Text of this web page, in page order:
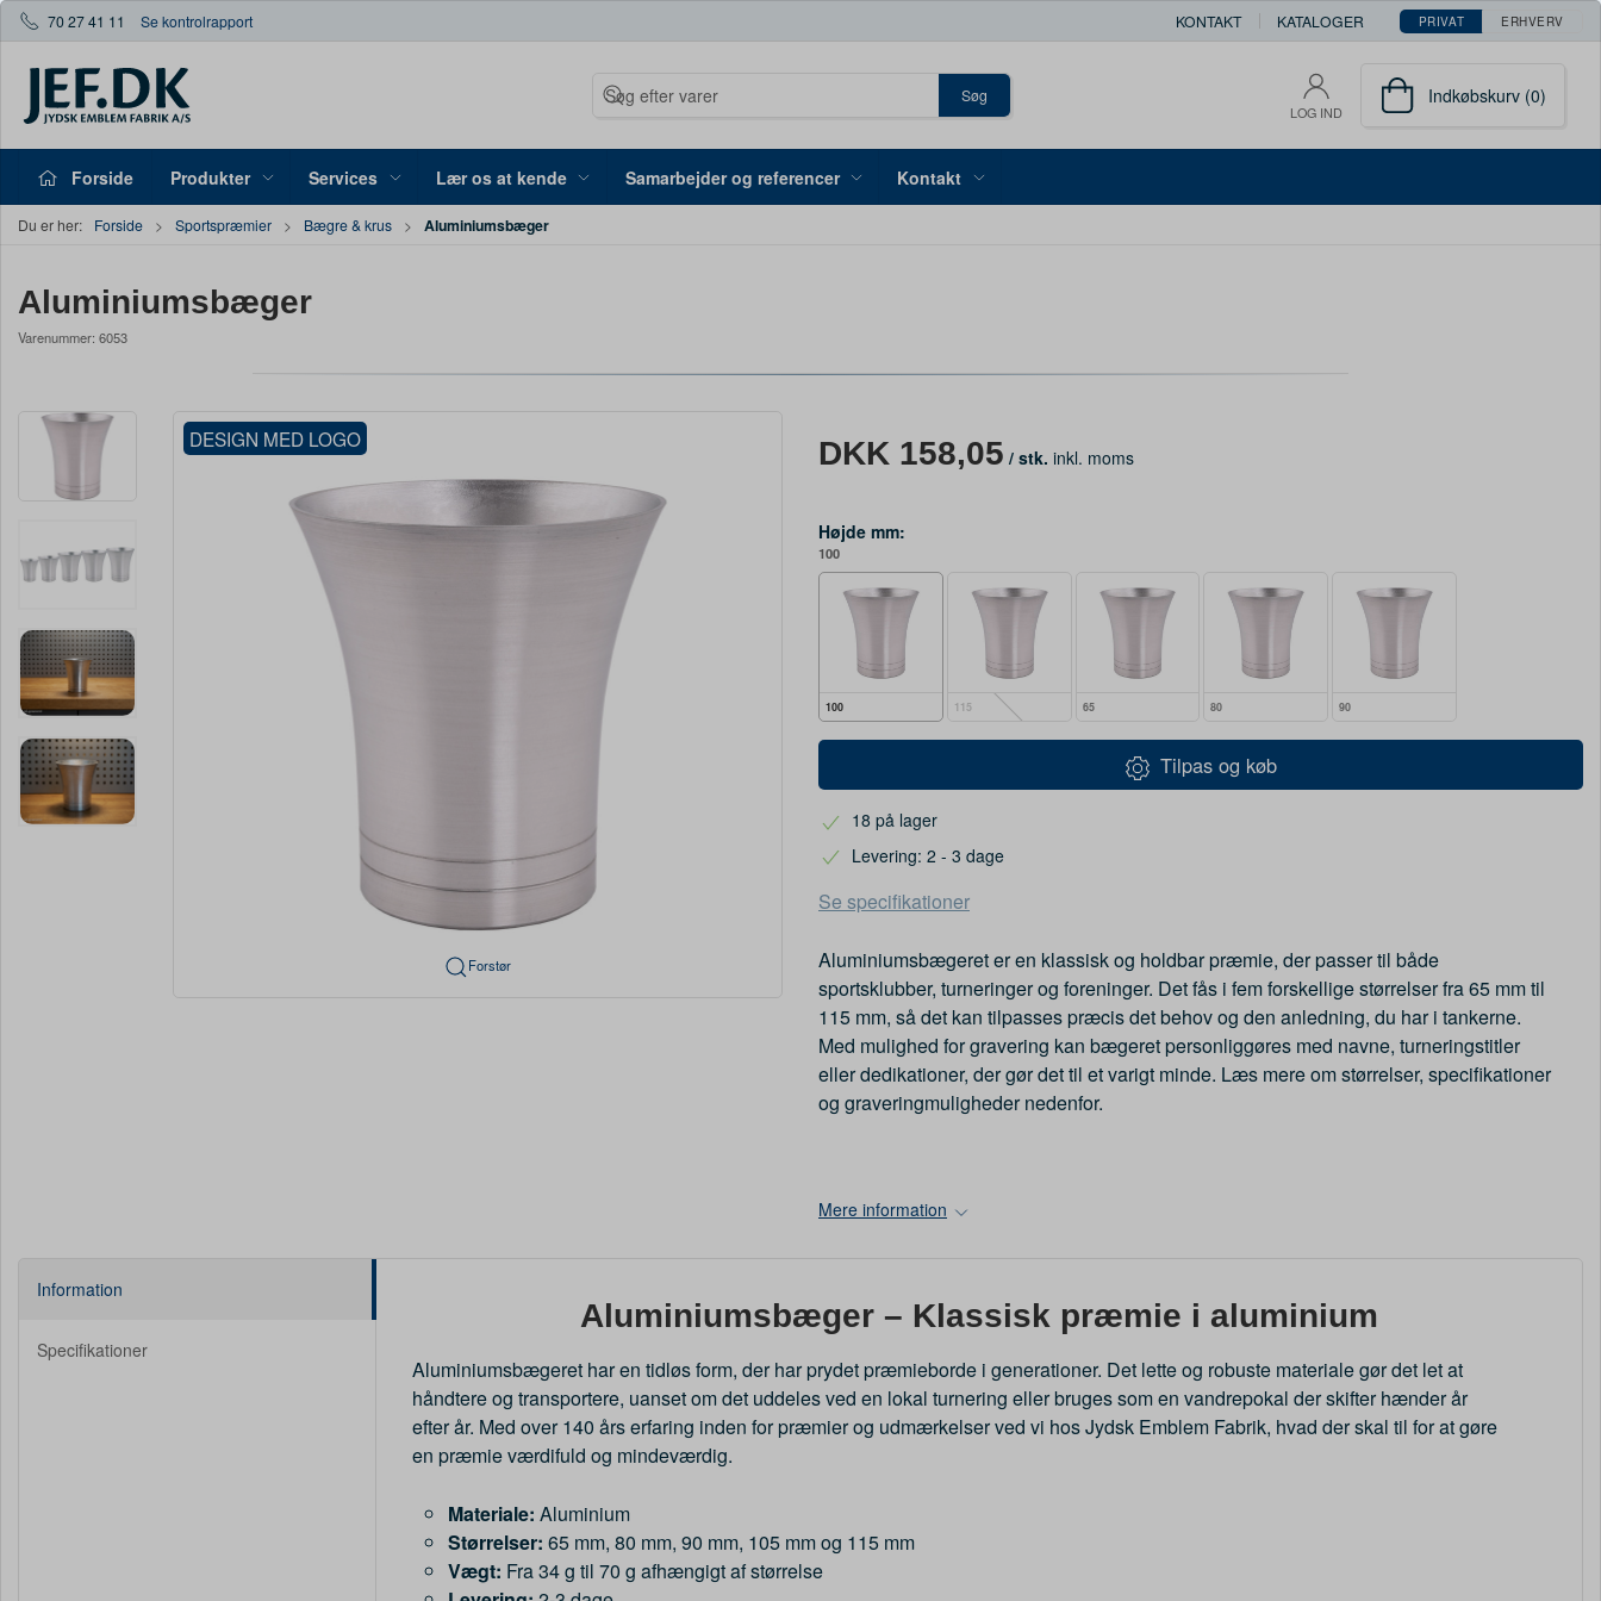
70 27 41 11 Se kontrolrapport KONTAKT KATALOGER PRIVAT ERHVERV
Søg
LOG IND
Indkøbskurv (0)
Forside Produkter Services Lær os at kende Samarbejder og referencer Kontakt
Du er her: Forside Sportspræmier Bægre & krus Aluminiumsbæger
Aluminiumsbæger
Varenummer: 6053
DESIGN MED LOGO
Forstør
DKK 158,05 / stk. inkl. moms
Højde mm:
100
100 115 65 80 90
Tilpas og køb
18 på lager
Levering: 2 - 3 dage
Se specifikationer
Aluminiumsbægeret er en klassisk og holdbar præmie, der passer til både
sportsklubber, turneringer og foreninger. Det fås i fem forskellige størrelser fra 65 mm til
115 mm, så det kan tilpasses præcis det behov og den anledning, du har i tankerne.
Med mulighed for gravering kan bægeret personliggøres med navne, turneringstitler
eller dedikationer, der gør det til et varigt minde. Læs mere om størrelser, specifikationer
og graveringmuligheder nedenfor.
Mere information
Information
Specifikationer
Aluminiumsbæger – Klassisk præmie i aluminium
Aluminiumsbægeret har en tidløs form, der har prydet præmieborde i generationer. Det lette og robuste materiale gør det let at
håndtere og transportere, uanset om det uddeles ved en lokal turnering eller bruges som en vandrepokal der skifter hænder år
efter år. Med over 140 års erfaring inden for præmier og udmærkelser ved vi hos Jydsk Emblem Fabrik, hvad der skal til for at gøre
en præmie værdifuld og mindeværdig.
Materiale: Aluminium
Størrelser: 65 mm, 80 mm, 90 mm, 105 mm og 115 mm
Vægt: Fra 34 g til 70 g afhængigt af størrelse